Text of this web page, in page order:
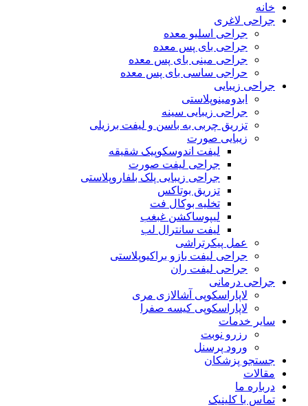
خانه
جراحی لاغری
جراحی اسلیو معده
جراحی بای پس معده
جراحی مینی بای پس معده
حراجی ساسی بای پس معده
جراحی زیبایی
ابدومینوپلاستی
جراحی زیبایی سینه
تزریق چربی به باسن و لیفت برزیلی
زیبایی صورت
لیفت اندوسکوپیک شقیقه
جراحی لیفت صورت
جراحی زیبایی پلک بلفاروپلاستی
تزریق بوتاکس
تخلیه بوکال فت
لیپوساکشن غبغب
لیفت سانترال لب
عمل پیکرتراشی
جراحی لیفت بازو براکیوپلاستی
جراحی لیفت ران
جراحی درمانی
لاپاراسکوپی آشالازی مری
لاپاراسکوپی کیسه صفرا
سایر خدمات
رزرو نوبت
ورود پرسنل
جستجو پزشکان
مقالات
درباره ما
تماس با کلینیک